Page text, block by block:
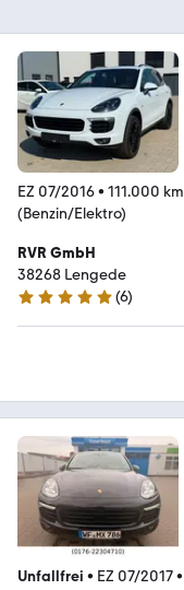
EZ 07/2016• 111.000 km
(Benzin/Elektro)
RVR GmbH
38268 Lengede
5 Sterne
(6)
Unfallfrei • EZ 07/2017•